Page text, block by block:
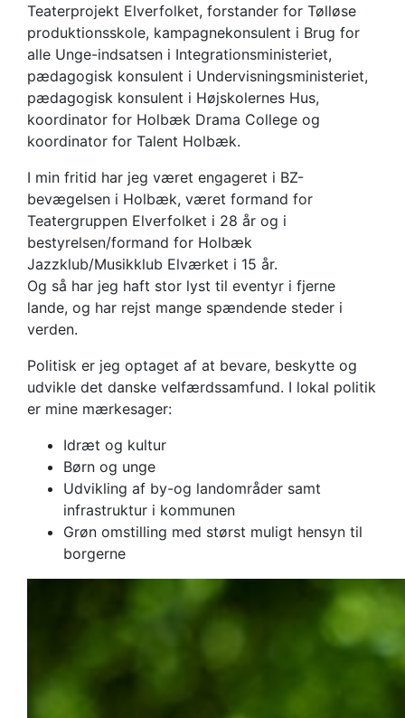
Teaterprojekt Elverfolket, forstander for Tølløse
produktionsskole, kampagnekonsulent i Brug for
alle Unge-indsatsen i Integrationsministeriet,
pædagogisk konsulent i Undervisningsministeriet,
pædagogisk konsulent i Højskolernes Hus,
koordinator for Holbæk Drama College og
koordinator for Talent Holbæk.
I min fritid har jeg været engageret i BZ-
bevægelsen i Holbæk, været formand for
Teatergruppen Elverfolket i 28 år og i
bestyrelsen/formand for Holbæk
Jazzklub/Musikklub Elværket i 15 år.
Og så har jeg haft stor lyst til eventyr i fjerne
lande, og har rejst mange spændende steder i
verden.
Politisk er jeg optaget af at bevare, beskytte og
udvikle det danske velfærdssamfund. I lokal politik
er mine mærkesager:
Idræt og kultur
Børn og unge
Udvikling af by-og landområder samt
infrastruktur i kommunen
Grøn omstilling med størst muligt hensyn til
borgerne